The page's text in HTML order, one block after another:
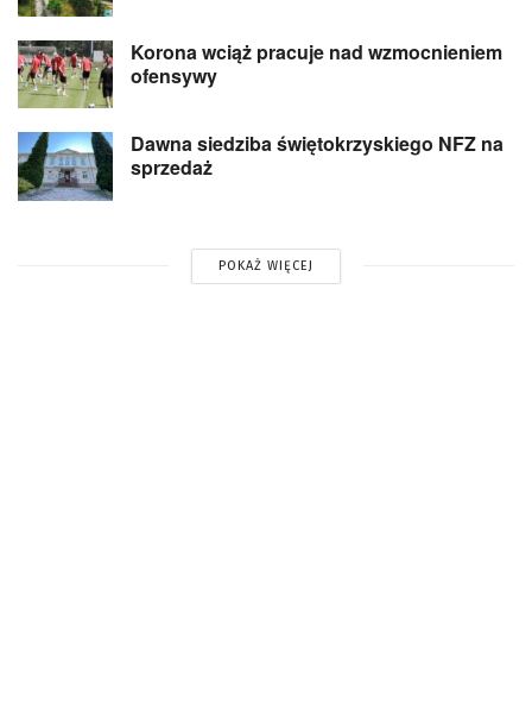
Korona wciąż pracuje nad wzmocnieniem
ofensywy
Dawna siedziba świętokrzyskiego NFZ na
sprzedaż
POKAŻ WIĘCEJ